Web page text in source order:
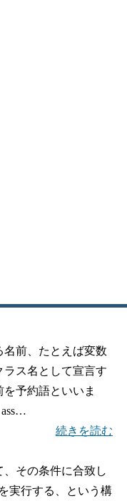
前、たとえば変数
ス名として宣言す
予約語といいま
ass…
続きを読む
その条件に合致し
実行する、という構